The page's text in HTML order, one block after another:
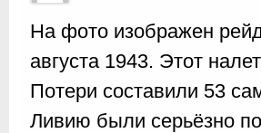
На фото изображен
августа 1943. Этот
Потери составили 53
Ливию были серьёзно